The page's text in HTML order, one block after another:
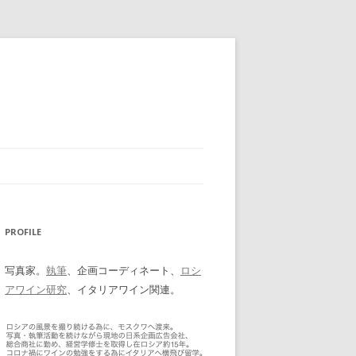
PROFILE
写真家。 執筆、企画コーディネート、
ロシ
アワイン研究、イタリアワイン関連。